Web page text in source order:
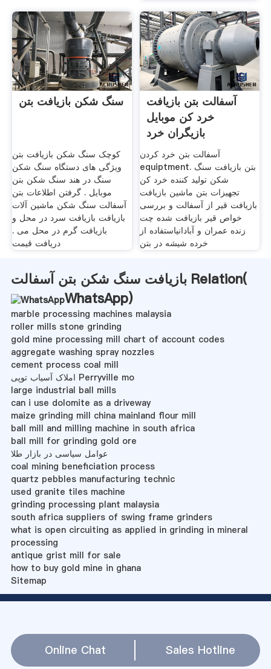
سنگ شکن بازیافت بتن
کوچک سنگ شکن بازیافت بتن
ویژگی های دستگاه سنگ شکن
سنگ در هند سنگ شکن بتن
موبایل . گرفتن اطلاعات بتن
آسفالت سنگ شکن ماشین آلات
بازیافت بازیافت سرد در محل و
بازیافت گرم در محل می .
دریافت قیمت
آسفالت بتن بازیافت
خرد کن موبایل
بازیگران خرد
آسفالت بتن خرد کردن
equiptment. بتن بازیافت سنگ
شکن تولید کننده خرد کن
تجهیزات بتن ماشین بازیافت
بازیافت قیر از آسفالت و بررسی
خواص قیر بازیافت شده چت
زنده عمران و آبادانیاستفاده از
خرده شیشه در بتن
بازیافت سنگ شکن بتن آسفالت Relation(
WhatsApp)
marble processing machines malaysia
roller mills stone grinding
gold mine processing mill chart of account codes
aggregate washing spray nozzles
cement process coal mill
املاک آسیاب توپی Perryville mo
large industrial ball mills
can i use dolomite as a driveway
maize grinding mill china mainland flour mill
ball mill and milling machine in south africa
ball mill for grinding gold ore
عوامل سیاسی در بازار طلا
coal mining beneficiation process
quartz pebbles manufacturing technic
used granite tiles machine
grinding processing plant malaysia
south africa suppliers of swing frame grinders
what is open circuiting as applied in grinding in mineral
processing
antique grist mill for sale
how to buy gold mine in ghana
Sitemap
Online Chat Sales Hotline